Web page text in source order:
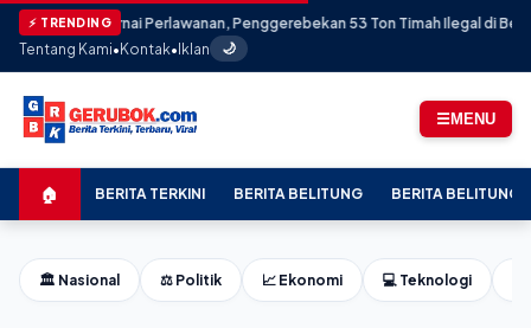
⚡ TRENDING
★ Diwarnai Perlawanan, Penggerebekan 53 Ton Timah Ilegal di Belitung
Tentang Kami•Kontak•Iklan 🌙
☰MENU
🏠 BERITA TERKINI BERITA BELITUNG BERITA BELITUNG
🏛️ Nasional ⚖️ Politik 📈 Ekonomi 💻 Teknologi